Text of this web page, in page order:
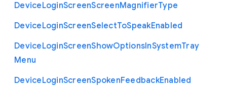
DeviceLoginScreenScreenMagnifierType
DeviceLoginScreenSelectToSpeakEnabled
DeviceLoginScreenShowOptionsInSystemTray
Menu
DeviceLoginScreenSpokenFeedbackEnabled